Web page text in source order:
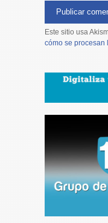
Este sitio usa
cómo se procesan